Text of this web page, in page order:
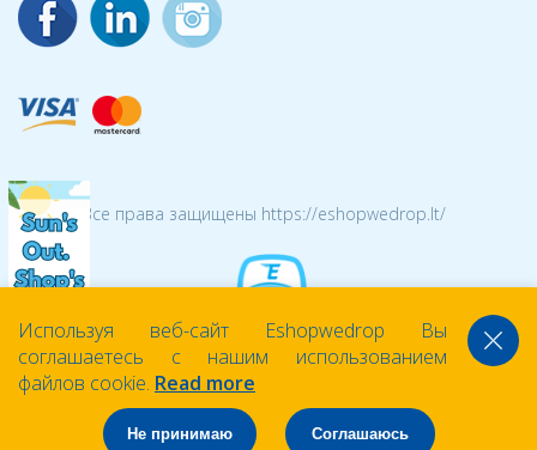
© 2026 Все права защищены https://eshopwedrop.lt/
Используя веб-сайт Eshopwedrop Вы
соглашаетесь с нашим использованием
файлов cookie. Read more
Не принимаю Соглашаюсь